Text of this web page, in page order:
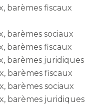
barèmes fiscaux
barèmes sociaux
barèmes fiscaux
barèmes juridiques
barèmes fiscaux
barèmes sociaux
barèmes juridiques